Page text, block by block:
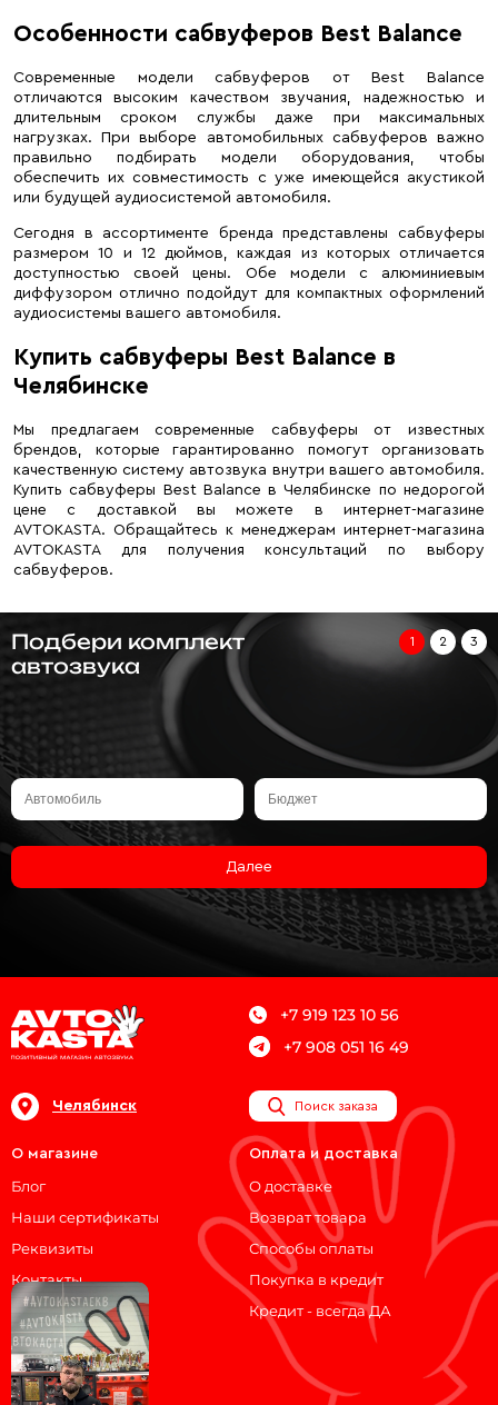
Особенности сабвуферов Best Balance
Современные модели сабвуферов от Best Balance
отличаются высоким качеством звучания, надежностью и
длительным сроком службы даже при максимальных
нагрузках. При выборе автомобильных сабвуферов важно
правильно подбирать модели оборудования, чтобы
обеспечить их совместимость с уже имеющейся акустикой
или будущей аудиосистемой автомобиля.
Сегодня в ассортименте бренда представлены сабвуферы
размером 10 и 12 дюймов, каждая из которых отличается
доступностью своей цены. Обе модели с алюминиевым
диффузором отлично подойдут для компактных оформлений
аудиосистемы вашего автомобиля.
Купить сабвуферы Best Balance в
Челябинске
Мы предлагаем современные сабвуферы от известных
брендов, которые гарантированно помогут организовать
качественную систему автозвука внутри вашего автомобиля.
Купить сабвуферы Best Balance в Челябинске по недорогой
цене с доставкой вы можете в интернет-магазине
AVTOKASTA. Обращайтесь к менеджерам интернет-магазина
AVTOKASTA для получения консультаций по выбору
сабвуферов.
Подбери комплект
автозвука
1 2 3
Далее
+7 919 123 10 56
+7 908 051 16 49
Челябинск Поиск заказа
О магазине
Блог
Наши сертификаты
Реквизиты
Контакты
Оплата и доставка
О доставке
Возврат товара
Способы оплаты
Покупка в кредит
Кредит - всегда ДА
Мы на связи!
ВКонтакте
Telegram